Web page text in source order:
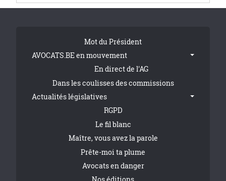
Tribune FooterMot du Président
AVOCATS.BE en mouvement
En direct de l'AG
Dans les coulisses des commissions
Actualités législatives
RGPD
Le fil blanc
Maître, vous avez la parole
Prête-moi ta plume
Avocats en danger